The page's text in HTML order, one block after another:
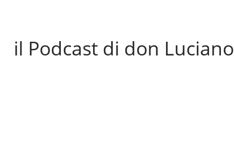
il Podcast di don Luciano